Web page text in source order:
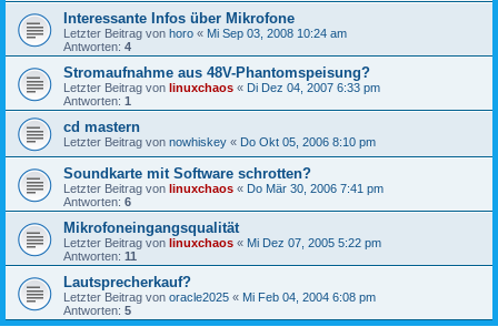
Interessante Infos über Mikrofone
Letzter Beitrag von horo « Mi Sep 03, 2008 10:24 am
Antworten: 4
Stromaufnahme aus 48V-Phantomspeisung?
Letzter Beitrag von linuxchaos « Di Dez 04, 2007 6:33 pm
Antworten: 1
cd mastern
Letzter Beitrag von nowhiskey « Do Okt 05, 2006 8:10 pm
Soundkarte mit Software schrotten?
Letzter Beitrag von linuxchaos « Do Mär 30, 2006 7:41 pm
Antworten: 6
Mikrofoneingangsqualität
Letzter Beitrag von linuxchaos « Mi Dez 07, 2005 5:22 pm
Antworten: 11
Lautsprecherkauf?
Letzter Beitrag von oracle2025 « Mi Feb 04, 2004 6:08 pm
Antworten: 5